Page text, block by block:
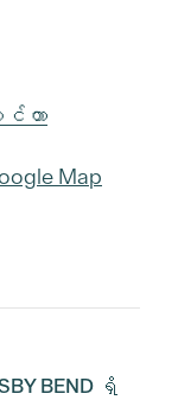
င်တာ
Map
BEND ရှိ